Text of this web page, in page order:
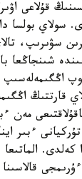
قۇلاعى
سولاي بولسا
سۋىرىپ،
شىنجاڭعا
اڭگىمەلەسىپ
قارتتىڭ
مەن
ءبىر
الماتىعا
قالاسىنا